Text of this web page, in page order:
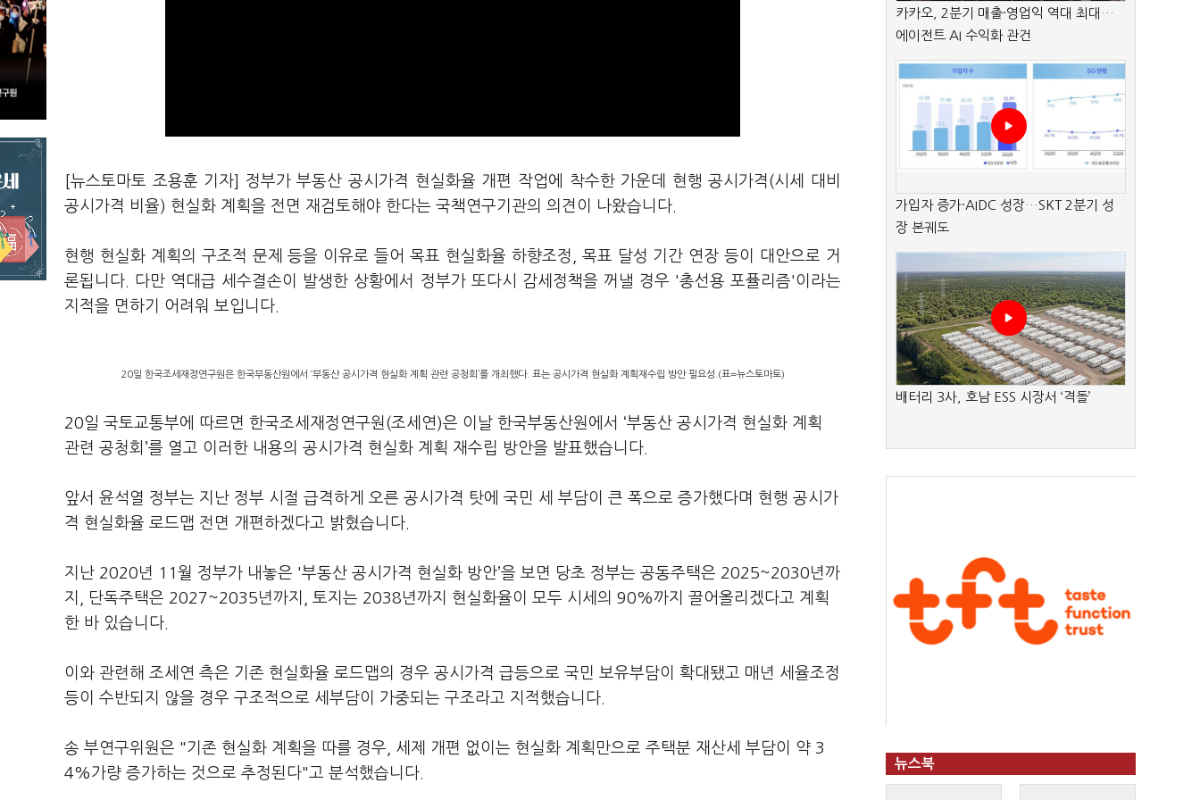
[뉴스토마토 조용훈 기자] 정부가 부동산 공시가격 현실화율 개편 작업에 착수한 가운데 현행 공시가격(시세 대비
공시가격 비율) 현실화 계획을 전면 재검토해야 한다는 국책연구기관의 의견이 나왔습니다.
현행 현실화 계획의 구조적 문제 등을 이유로 들어 목표 현실화율 하향조정, 목표 달성 기간 연장 등이 대안으로 거
론됩니다. 다만 역대급 세수결손이 발생한 상황에서 정부가 또다시 감세정책을 꺼낼 경우 '총선용 포퓰리즘'이라는
지적을 면하기 어려워 보입니다.
20일 한국조세재정연구원은 한국부동산원에서 ‘부동산 공시가격 현실화 계획 관련 공청회’를 개최했다. 표는 공시가격 현실화 계획재수립 방안 필요성.(표=뉴스토마토)
20일 국토교통부에 따르면 한국조세재정연구원(조세연)은 이날 한국부동산원에서 ‘부동산 공시가격 현실화 계획
관련 공청회’를 열고 이러한 내용의 공시가격 현실화 계획 재수립 방안을 발표했습니다.
앞서 윤석열 정부는 지난 정부 시절 급격하게 오른 공시가격 탓에 국민 세 부담이 큰 폭으로 증가했다며 현행 공시가
격 현실화율 로드맵 전면 개편하겠다고 밝혔습니다.
지난 2020년 11월 정부가 내놓은 '부동산 공시가격 현실화 방안’을 보면 당초 정부는 공동주택은 2025~2030년까
지, 단독주택은 2027~2035년까지, 토지는 2038년까지 현실화율이 모두 시세의 90%까지 끌어올리겠다고 계획
한 바 있습니다.
이와 관련해 조세연 측은 기존 현실화율 로드맵의 경우 공시가격 급등으로 국민 보유부담이 확대됐고 매년 세율조정
등이 수반되지 않을 경우 구조적으로 세부담이 가중되는 구조라고 지적했습니다.
송 부연구위원은 "기존 현실화 계획을 따를 경우, 세제 개편 없이는 현실화 계획만으로 주택분 재산세 부담이 약 3
4%가량 증가하는 것으로 추정된다"고 분석했습니다.
카카오, 2분기 매출·영업익 역대 최대…
에이전트 AI 수익화 관건
가입자 증가·AIDC 성장…SKT 2분기 성
장 본궤도
배터리 3사, 호남 ESS 시장서 ‘격돌’
뉴스북